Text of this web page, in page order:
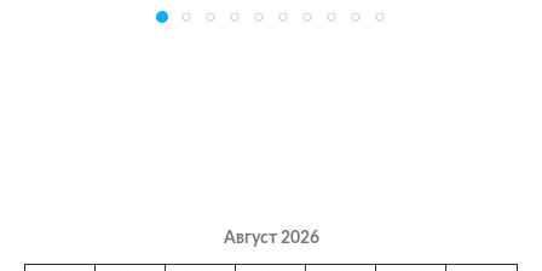
Август 2026